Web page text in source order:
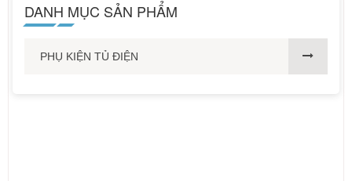
DANH MỤC SẢN PHẨM
PHỤ KIỆN TỦ ĐIỆN